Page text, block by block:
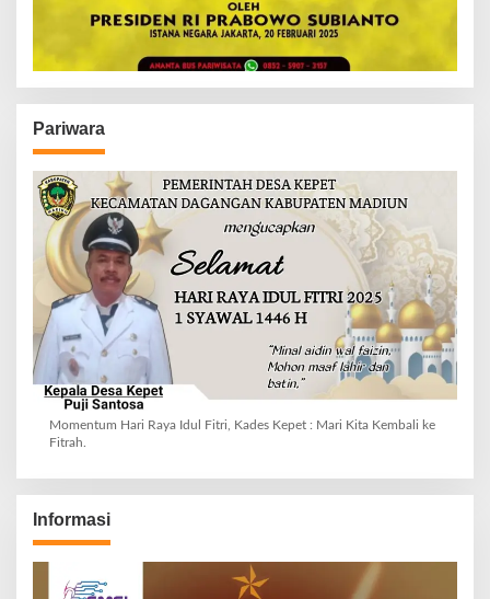
Pariwara
Momentum Hari Raya Idul Fitri, Kades Kepet : Mari Kita Kembali ke
Fitrah.
Informasi